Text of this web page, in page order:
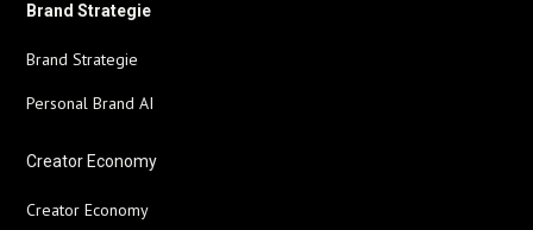
Brand Strategie
Brand Strategie
Personal Brand AI
Creator Economy
Creator Economy